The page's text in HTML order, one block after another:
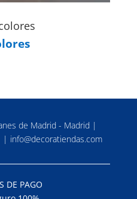
de Madrid - Madrid |
| info@decoratiendas.com
DE PAGO